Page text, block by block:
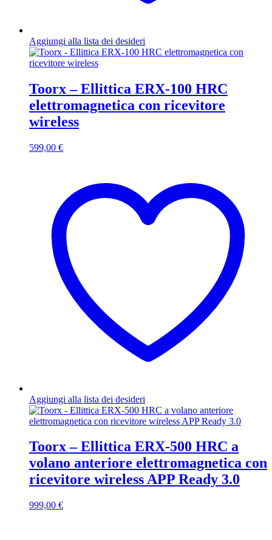
Aggiungi alla lista dei desideri
Toorx – Ellittica ERX-100 HRC
elettromagnetica con ricevitore
wireless
599,00 €
Aggiungi alla lista dei desideri
Toorx – Ellittica ERX-500 HRC a
volano anteriore elettromagnetica con
ricevitore wireless APP Ready 3.0
999,00 €